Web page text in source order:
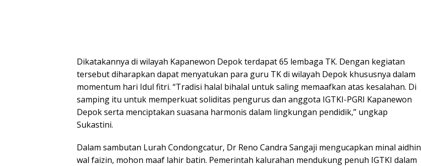
Dikatakannya di wilayah Kapanewon Depok terdapat 65 lembaga TK. Dengan kegiatan
tersebut diharapkan dapat menyatukan para guru TK di wilayah Depok khususnya dalam
momentum hari Idul fitri. “Tradisi halal bihalal untuk saling memaafkan atas kesalahan. Di
samping itu untuk memperkuat soliditas pengurus dan anggota IGTKI-PGRI Kapanewon
Depok serta menciptakan suasana harmonis dalam lingkungan pendidik,” ungkap
Sukastini.
Dalam sambutan Lurah Condongcatur, Dr Reno Candra Sangaji mengucapkan minal aidhin
wal faizin, mohon maaf lahir batin. Pemerintah kalurahan mendukung penuh IGTKI dalam